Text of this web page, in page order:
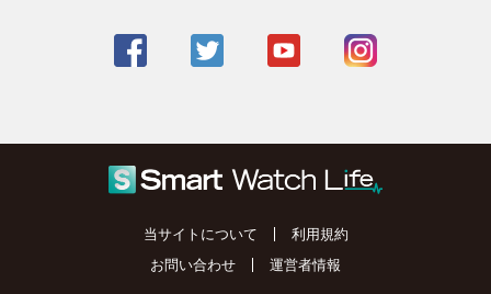
当サイトについて
利用規約
お問い合わせ
運営者情報